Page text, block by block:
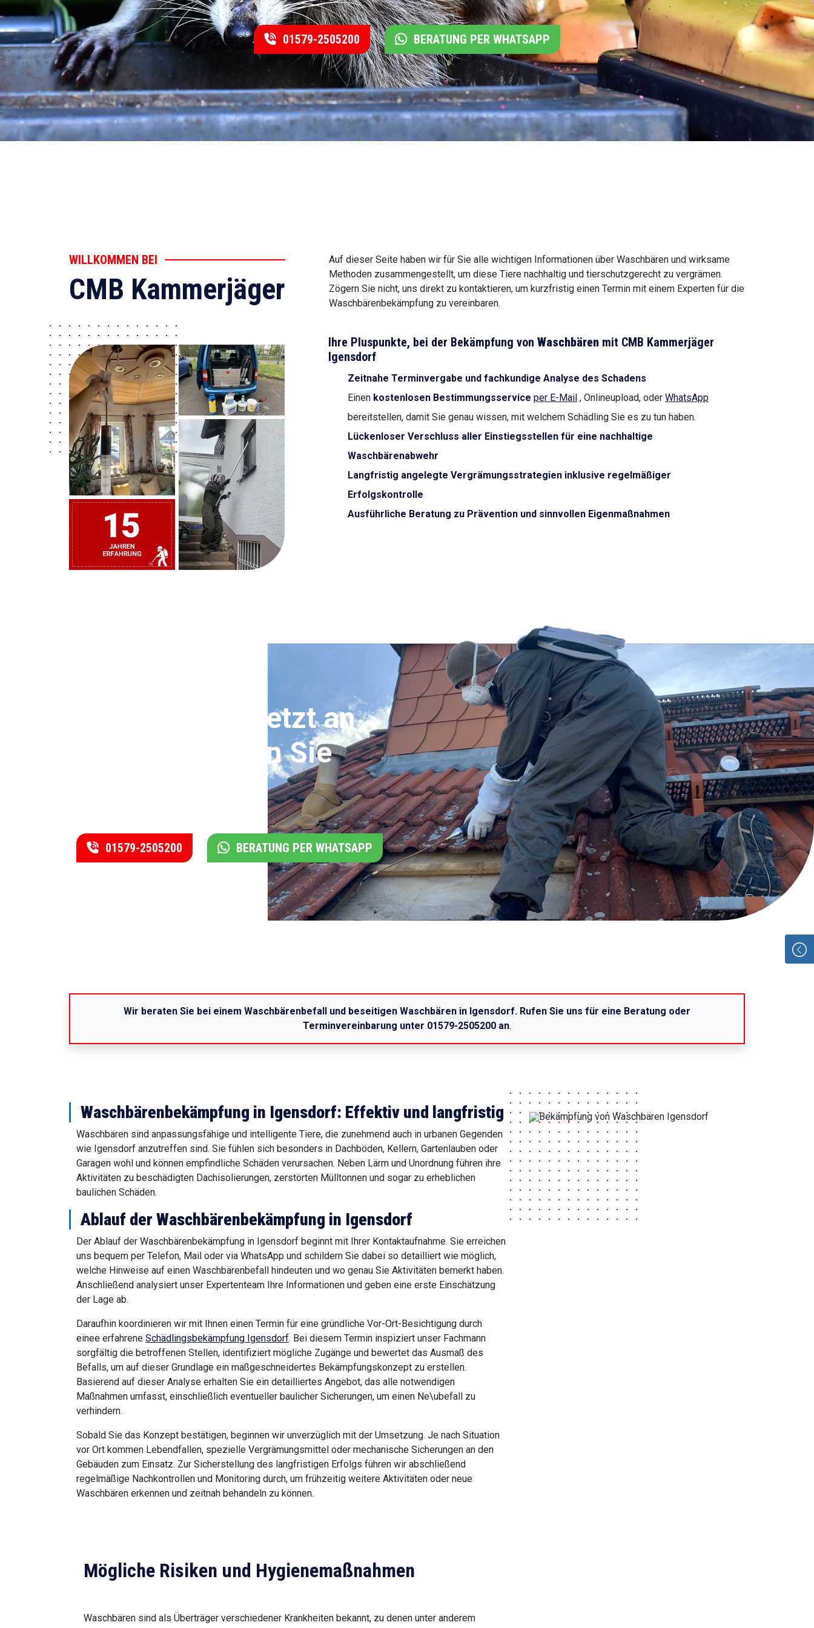
01579-2505200 BERATUNG PER WHATSAPP
WILLKOMMEN BEI
CMB Kammerjäger
Auf dieser Seite haben wir für Sie alle wichtigen Informationen über Waschbären und wirksame
Methoden zusammengestellt, um diese Tiere nachhaltig und tierschutzgerecht zu vergrämen.
Zögern Sie nicht, uns direkt zu kontaktieren, um kurzfristig einen Termin mit einem Experten für die
Waschbärenbekämpfung zu vereinbaren.
Ihre Pluspunkte, bei der Bekämpfung von Waschbären mit CMB Kammerjäger
Igensdorf
Zeitnahe Terminvergabe und fachkundige Analyse des Schadens
Einen kostenlosen Bestimmungsservice per E-Mail , Onlineupload, oder WhatsApp
bereitstellen, damit Sie genau wissen, mit welchem Schädling Sie es zu tun haben.
Lückenloser Verschluss aller Einstiegsstellen für eine nachhaltige
Waschbärenabwehr
Langfristig angelegte Vergrämungsstrategien inklusive regelmäßiger
Erfolgskontrolle
Ausführliche Beratung zu Prävention und sinnvollen Eigenmaßnahmen
Rufen Sie uns jetzt an
und vereinbaren Sie
01579-2505200 BERATUNG PER WHATSAPP
Wir beraten Sie bei einem Waschbärenbefall und beseitigen Waschbären in Igensdorf. Rufen Sie uns für eine Beratung oder
Terminvereinbarung unter 01579-2505200 an.
Waschbärenbekämpfung in Igensdorf: Effektiv und langfristig
Waschbären sind anpassungsfähige und intelligente Tiere, die zunehmend auch in urbanen Gegenden
wie Igensdorf anzutreffen sind. Sie fühlen sich besonders in Dachböden, Kellern, Gartenlauben oder
Garagen wohl und können empfindliche Schäden verursachen. Neben Lärm und Unordnung führen ihre
Aktivitäten zu beschädigten Dachisolierungen, zerstörten Mülltonnen und sogar zu erheblichen
baulichen Schäden.
Ablauf der Waschbärenbekämpfung in Igensdorf
Der Ablauf der Waschbärenbekämpfung in Igensdorf beginnt mit Ihrer Kontaktaufnahme. Sie erreichen
uns bequem per Telefon, Mail oder via WhatsApp und schildern Sie dabei so detailliert wie möglich,
welche Hinweise auf einen Waschbärenbefall hindeuten und wo genau Sie Aktivitäten bemerkt haben.
Anschließend analysiert unser Expertenteam Ihre Informationen und geben eine erste Einschätzung
der Lage ab.
Daraufhin koordinieren wir mit Ihnen einen Termin für eine gründliche Vor-Ort-Besichtigung durch
einee erfahrene Schädlingsbekämpfung Igensdorf. Bei diesem Termin inspiziert unser Fachmann
sorgfältig die betroffenen Stellen, identifiziert mögliche Zugänge und bewertet das Ausmaß des
Befalls, um auf dieser Grundlage ein maßgeschneidertes Bekämpfungskonzept zu erstellen.
Basierend auf dieser Analyse erhalten Sie ein detailliertes Angebot, das alle notwendigen
Maßnahmen umfasst, einschließlich eventueller baulicher Sicherungen, um einen Ne\ubefall zu
verhindern.
Sobald Sie das Konzept bestätigen, beginnen wir unverzüglich mit der Umsetzung. Je nach Situation
vor Ort kommen Lebendfallen, spezielle Vergrämungsmittel oder mechanische Sicherungen an den
Gebäuden zum Einsatz. Zur Sicherstellung des langfristigen Erfolgs führen wir abschließend
regelmäßige Nachkontrollen und Monitoring durch, um frühzeitig weitere Aktivitäten oder neue
Waschbären erkennen und zeitnah behandeln zu können.
Mögliche Risiken und Hygienemaßnahmen
Waschbären sind als Überträger verschiedener Krankheiten bekannt, zu denen unter anderem